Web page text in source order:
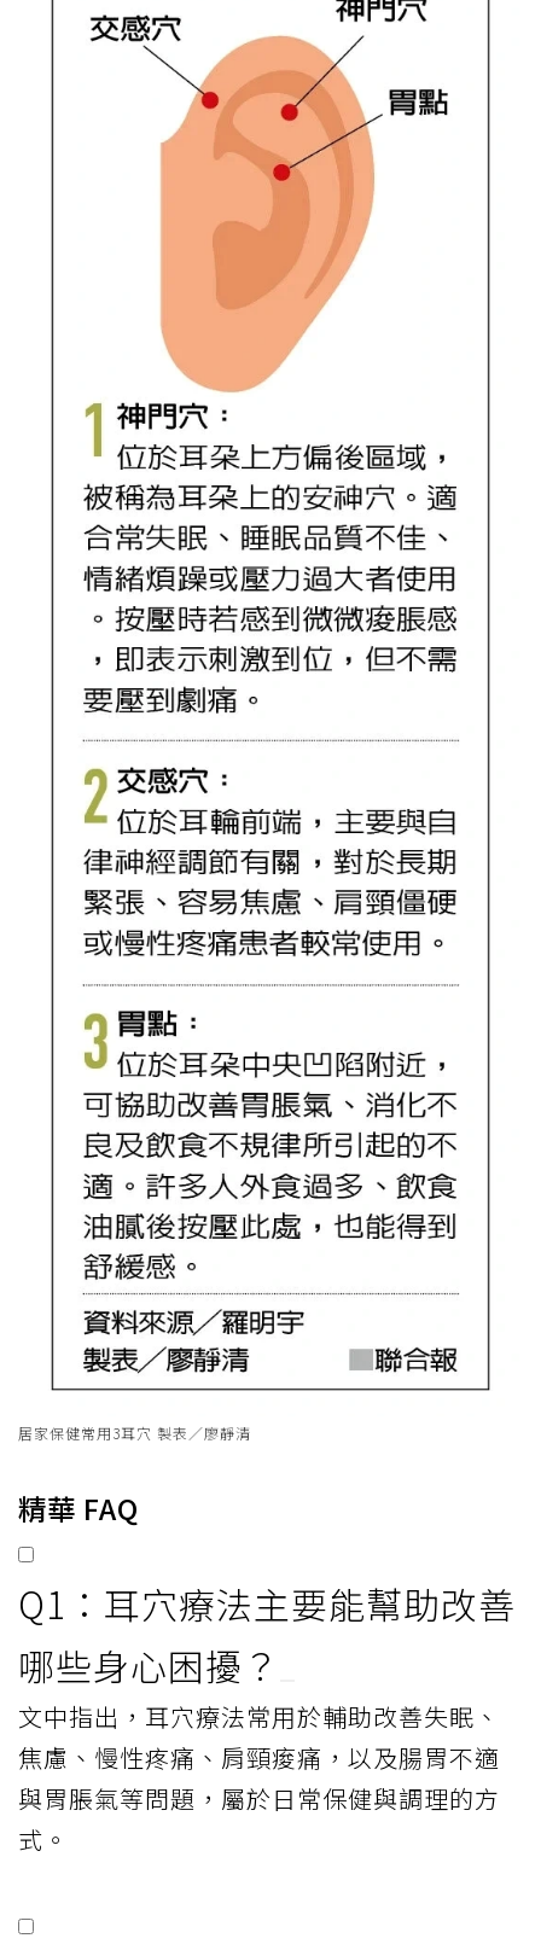
居家保健常用3耳穴 製表／廖靜清
精華 FAQ
Q1：耳穴療法主要能幫助改善
哪些身心困擾？
文中指出，耳穴療法常用於輔助改善失眠、
焦慮、慢性疼痛、肩頸痠痛，以及腸胃不適
與胃脹氣等問題，屬於日常保健與調理的方
式。